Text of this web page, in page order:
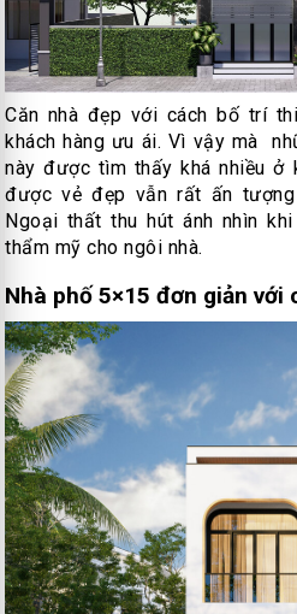
Căn nhà đẹp với cách bố trí
khách hàng ưu ái. Vì vậy mà
này được tìm thấy khá nhiều ở
được vẻ đẹp vẫn rất ấn
Ngoại thất thu hút ánh nhìn
thẩm mỹ cho ngôi nhà.
Nhà phố 5×15 đơn giản với